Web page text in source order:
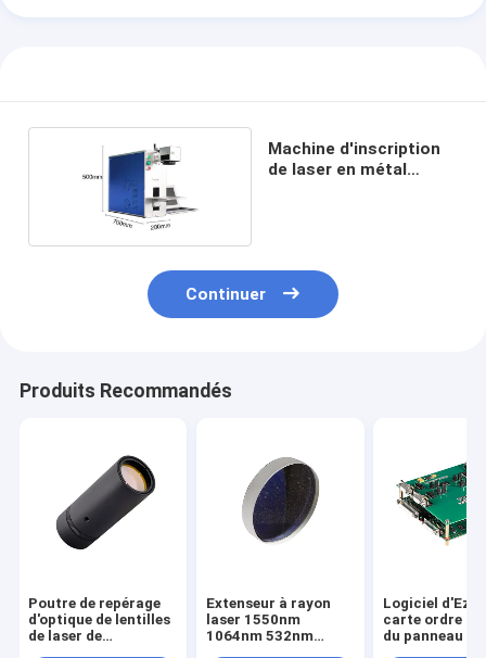
Machine d'inscription
de laser en métal
Continuer
Produits Recommandés
Poutre de repérage
d'optique de lentilles
de laser de
Extenseur à rayon
laser 1550nm
1064nm 532nm
Logiciel
carte ordre de
du panneau